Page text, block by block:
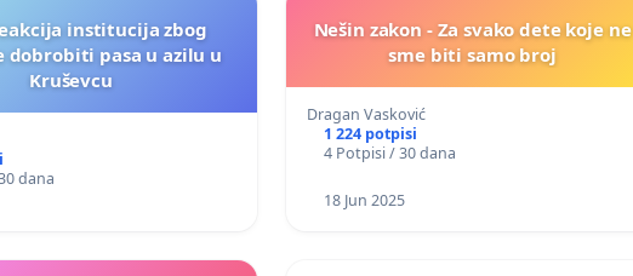
institucija zbog
dobrobiti pasa u azilu u
Kruševcu
dana
Nešin zakon - Za svako dete koje ne
sme biti samo broj
Dragan Vasković
1 224 potpisi
4 Potpisi / 30 dana
18 Jun 2025